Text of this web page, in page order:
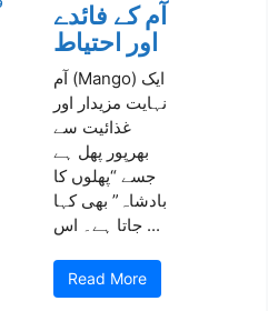
آم کے فائدے
اور احتیاط
آم (Mango) ایک
نہایت مزیدار اور
غذائیت سے
بھرپور پھل ہے
جسے “پھلوں کا
بادشاہ” بھی کہا
جاتا ہے۔ اس ...
Read More